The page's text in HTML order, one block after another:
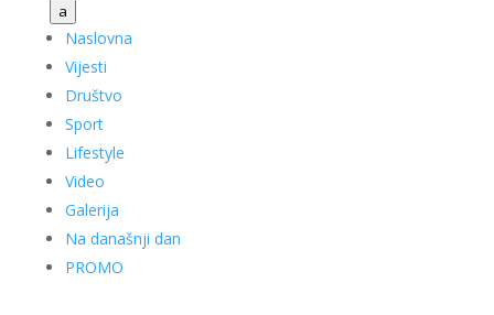
a
Naslovna
Vijesti
Društvo
Sport
Lifestyle
Video
Galerija
Na današnji dan
PROMO